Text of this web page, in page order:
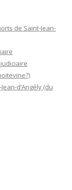
de Saint-Jean-
d’Angély (du